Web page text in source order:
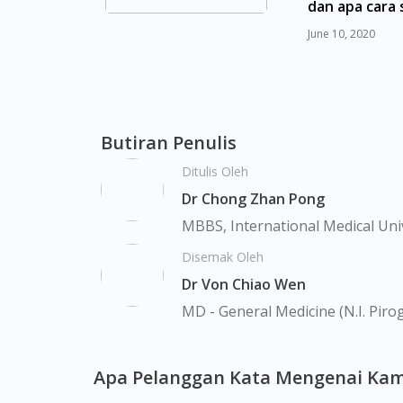
Serangoon, Serangoon Rd, Seletar,
Upper Bukit Timah, Upper Thomson,
dan apa
mengatasinya?
June 10, 2020
Butiran Penulis
Ditulis Oleh
Dr Chong Zhan Pong
MBBS, International Medical
Disemak Oleh
Dr Von Chiao Wen
MD - General Medicine (N.I.
Apa Pelanggan Kata Mengenai